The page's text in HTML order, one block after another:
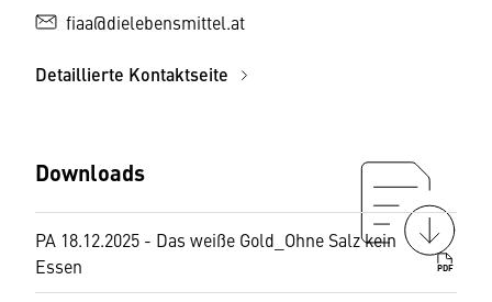
fiaa@dielebensmittel.at
Detaillierte Kontaktseite
Downloads
PA 18.12.2025 - Das weiße Gold_Ohne Salz kein
Essen
PDF